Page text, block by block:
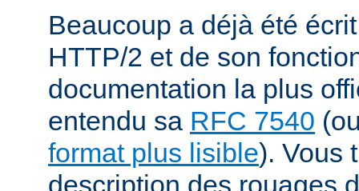
Beaucoup a déjà été
HTTP/2 et de son
documentation la plus
entendu sa RFC 7540
format plus lisible). Vous
description des rouages